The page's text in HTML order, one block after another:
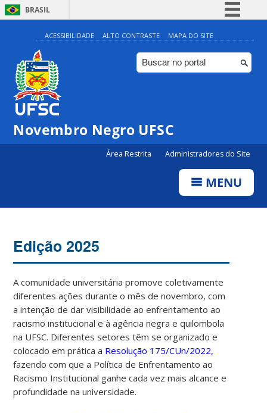
BRASIL
Simplifique!
Comunica BR
Participe
ACESSIBILIDADE ALTO CONTRASTE MAPA DO SITE
Novembro Negro UFSC
Área Restrita Administradores do Site
MENU
Edição 2025
A comunidade universitária promove coletivamente
diferentes ações durante o mês de novembro, com
a intenção de dar visibilidade ao enfrentamento ao
racismo institucional e à agência negra e quilombola
na UFSC. Diferentes setores têm se organizado e
colocado em prática a Resolução 175/CUn/2022,
fazendo com que a Política de Enfrentamento ao
Racismo Institucional ganhe cada vez mais alcance e
profundidade na universidade.